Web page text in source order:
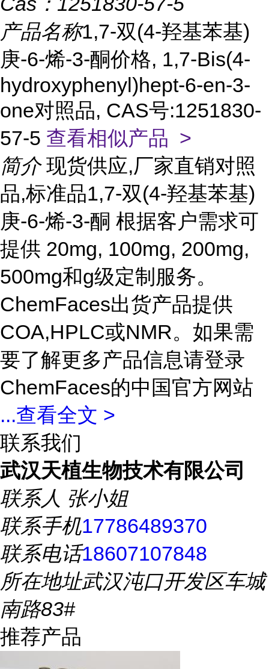
产品名称1,7-双(4-羟基苯基)
庚-6-烯-3-酮价格, 1,7-Bis(4-
hydroxyphenyl)hept-6-en-3-
one对照品, CAS号:1251830-
57-5 查看相似产品 >
简介 现货供应,厂家直销对照
品,标准品1,7-双(4-羟基苯基)
庚-6-烯-3-酮 根据客户需求可
提供 20mg, 100mg, 200mg,
500mg和g级定制服务。
ChemFaces出货产品提供
COA,HPLC或NMR。如果需
要了解更多产品信息请登录
ChemFaces的中国官方网站
...查看全文 >
联系我们
武汉天植生物技术有限公司
联系人 张小姐
联系手机17786489370
联系电话18607107848
所在地址武汉沌口开发区车城
南路83#
推荐产品